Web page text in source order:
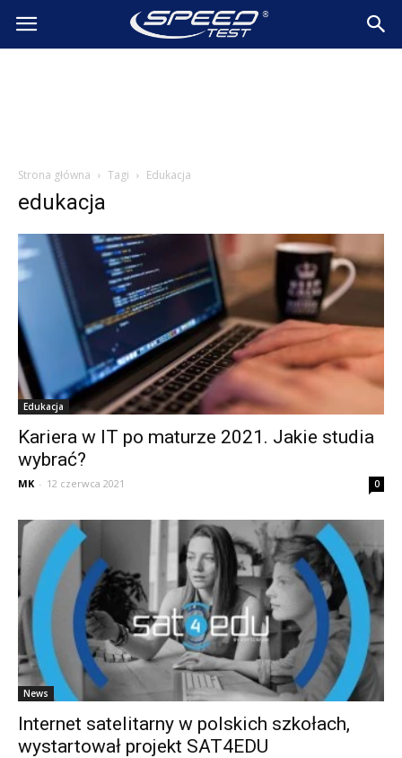
SpeedTest.pl
Strona główna Tagi Edukacja
edukacja
Edukacja
Kariera w IT po maturze 2021. Jakie studia
wybrać?
MK - 12 czerwca 2021 0
News
Internet satelitarny w polskich szkołach,
wystartował projekt SAT4EDU